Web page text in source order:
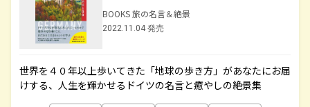
BOOKS 旅の名言＆絶景
2022.11.04 発売
世界を４０年以上歩いてきた「地球の歩き方」があなたにお届
けする、人生を輝かせるドイツの名言と癒やしの絶景集